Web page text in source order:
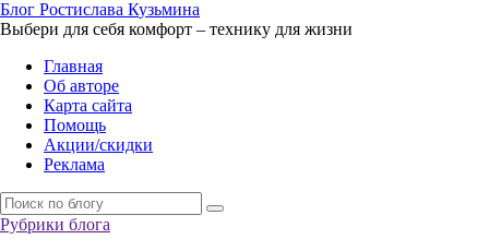
Блог Ростислава Кузьмина
Выбери для себя комфорт – технику для жизни
Главная
Об авторе
Карта сайта
Помощь
Акции/скидки
Реклама
Рубрики блога